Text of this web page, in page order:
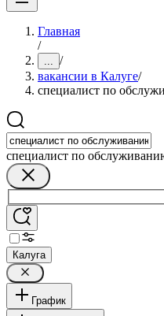
Главная
/
... /
вакансии в Калуге/
специалист по
специалист по
Калуга
График